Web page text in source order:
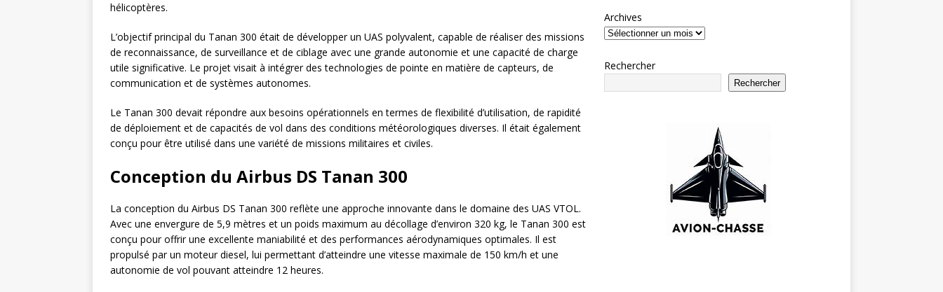
hélicoptères.
L’objectif principal du Tanan 300 était de développer un UAS polyvalent, capable de réaliser des missions
de reconnaissance, de surveillance et de ciblage avec une grande autonomie et une capacité de charge
utile significative. Le projet visait à intégrer des technologies de pointe en matière de capteurs, de
communication et de systèmes autonomes.
Le Tanan 300 devait répondre aux besoins opérationnels en termes de flexibilité d’utilisation, de rapidité
de déploiement et de capacités de vol dans des conditions météorologiques diverses. Il était également
conçu pour être utilisé dans une variété de missions militaires et civiles.
Conception du Airbus DS Tanan 300
La conception du Airbus DS Tanan 300 reflète une approche innovante dans le domaine des UAS VTOL.
Avec une envergure de 5,9 mètres et un poids maximum au décollage d’environ 320 kg, le Tanan 300 est
conçu pour offrir une excellente maniabilité et des performances aérodynamiques optimales. Il est
propulsé par un moteur diesel, lui permettant d’atteindre une vitesse maximale de 150 km/h et une
autonomie de vol pouvant atteindre 12 heures.
Archives
Rechercher
Rechercher